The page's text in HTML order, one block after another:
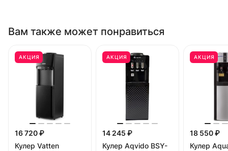
Вам также может понравиться
АКЦИЯ
16 720 ₽
Кулер Vatten
АКЦИЯ
14 245 ₽
Кулер Aqvido BSY-
АКЦИЯ
18 550 ₽
Кулер